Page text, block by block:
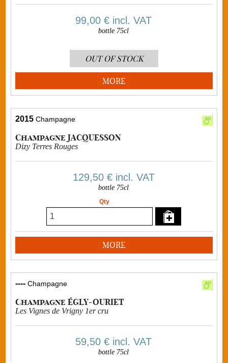
99,00 € incl. VAT
bottle 75cl
OUT OF STOCK
MORE
2015 Champagne
Champagne JACQUESSON
Dizy Terres Rouges
129,50 €incl. VAT
bottle 75cl
Qty
MORE
---- Champagne
Champagne ÉGLY-OURIET
Les Vignes de Vrigny 1er cru
59,50 € incl. VAT
bottle 75cl